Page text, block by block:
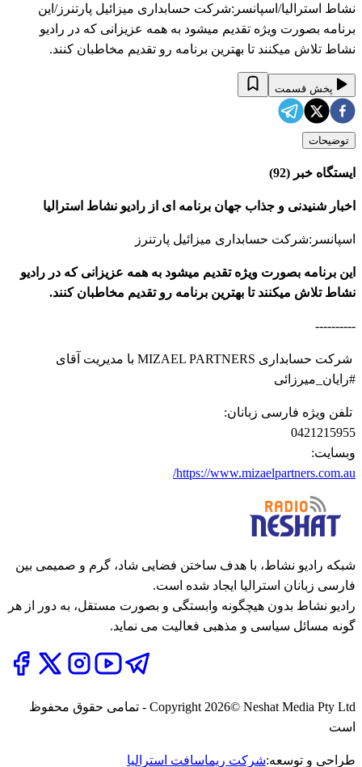
نشاط استرالیا/اسپانسر:شرکت حسابداری میزائیل پارتنرز/این
برنامه بصورت ویژه تقدیم میشود به همه عزیزانی که در رادیو
نشاط تلاش میکنند تا بهترین برنامه رو تقدیم مخاطبان کنند.
پخش قسمت
توضیحات
ایستگاه خبر (92)
اخبار شنیدنی و جذاب جهان برنامه ای از رادیو نشاط استرالیا
اسپانسر:شرکت حسابداری میزائیل پارتنرز
این برنامه بصورت ویژه تقدیم میشود به همه عزیزانی که در رادیو
نشاط تلاش میکنند تا بهترین برنامه رو تقدیم مخاطبان کنند.
----------
شرکت حسابداری MIZAEL PARTNERS با مدیریت آقای
#رایان_میرزائی
تلفن ویژه فارسی زبانان:
0421215955
وبسایت:
https://www.mizaelpartners.com.au/
شبکه رادیو نشاط، با هدف ساختن فضایی شاد، گرم و صمیمی بین
فارسی زبانان استرالیا ایجاد شده است.
رادیو نشاط بدون هیچگونه وابستگی و بصورت مستقل، به دور از هر
گونه مسائل سیاسی و مذهبی فعالیت می نماید.
Copyright 2026
© Neshat Media Pty Ltd - تمامی حقوق محفوظ
است
طراحی و توسعه:شرکت ریماسافت استرالیا